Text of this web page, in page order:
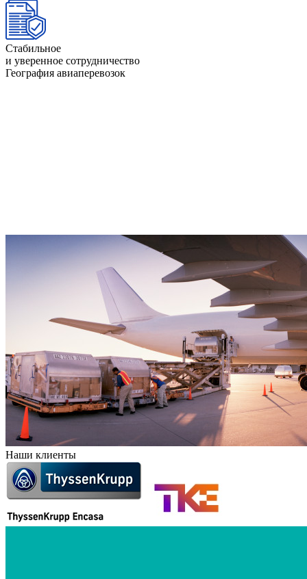
Стабильное
и уверенное сотрудничество
География авиаперевозок
Наши клиенты